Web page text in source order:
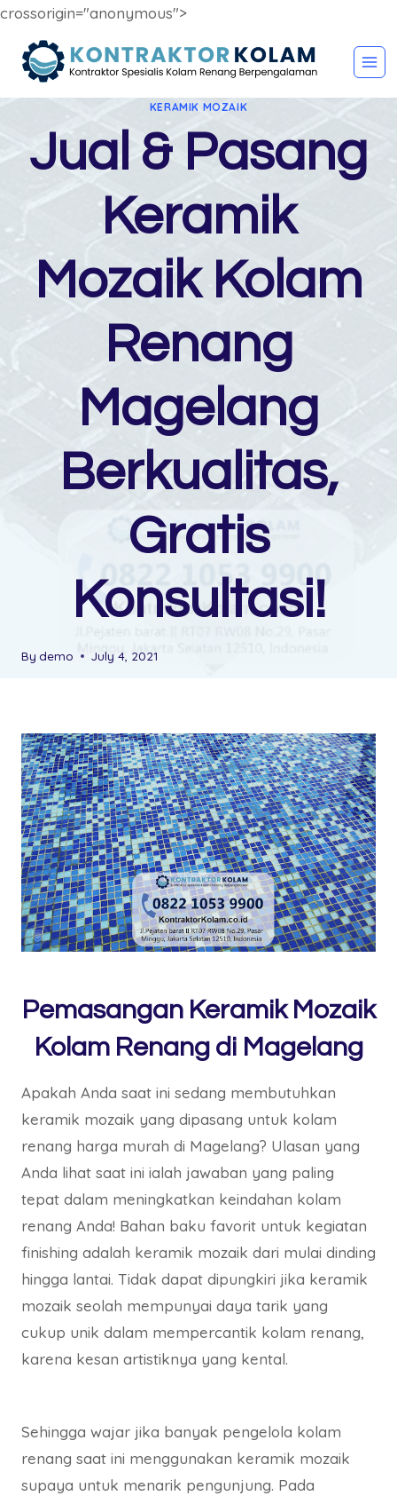
crossorigin="anonymous">
KERAMIK MOZAIK
Jual & Pasang
Keramik
Mozaik Kolam
Renang
Magelang
Berkualitas,
Gratis
Konsultasi!
By demo July 4, 2021
Pemasangan Keramik Mozaik
Kolam Renang di Magelang
Apakah Anda saat ini sedang membutuhkan
keramik mozaik yang dipasang untuk kolam
renang harga murah di Magelang? Ulasan yang
Anda lihat saat ini ialah jawaban yang paling
tepat dalam meningkatkan keindahan kolam
renang Anda! Bahan baku favorit untuk kegiatan
finishing adalah keramik mozaik dari mulai dinding
hingga lantai. Tidak dapat dipungkiri jika keramik
mozaik seolah mempunyai daya tarik yang
cukup unik dalam mempercantik kolam renang,
karena kesan artistiknya yang kental.
Sehingga wajar jika banyak pengelola kolam
renang saat ini menggunakan keramik mozaik
supaya untuk menarik pengunjung. Pada